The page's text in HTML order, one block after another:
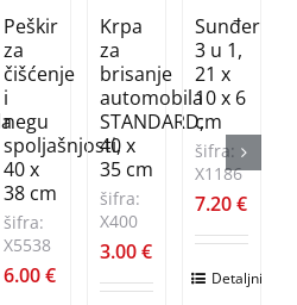
Peškir
za
čišćenje
i
negu
spoljašnjosti,
40 x
38 cm
šifra:
X5538
6.00€
Krpa
za
brisanje
automobila
STANDARD,
40 x
35 cm
šifra:
X400
3.00€
Sunđer
3 u 1,
21 x
10 x 6
cm
šifra:
X1186
7.20€
Detaljnije